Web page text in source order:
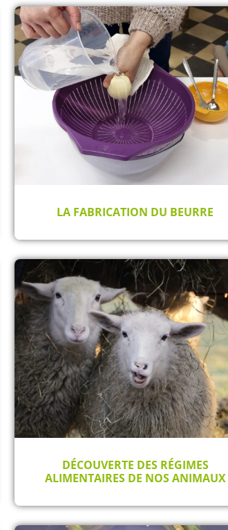
LA FABRICATION DU BEURRE
DÉCOUVERTE DES RÉGIMES
ALIMENTAIRES DE NOS ANIMAUX